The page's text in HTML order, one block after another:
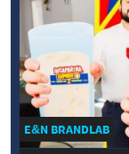
E&N BRANDLAB